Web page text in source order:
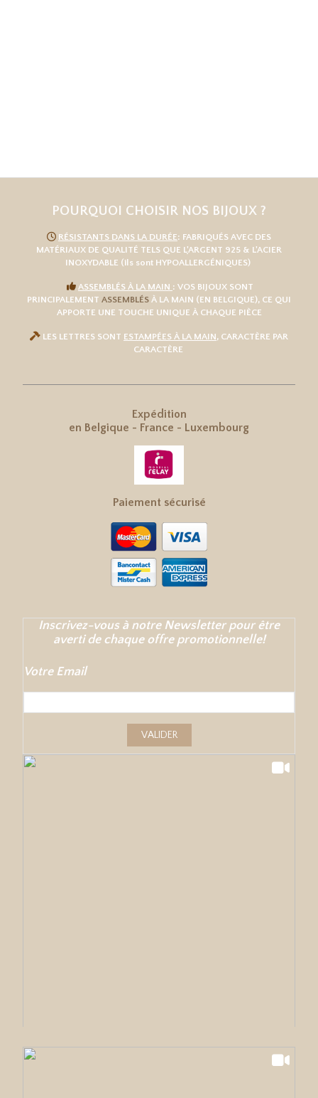
POURQUOI CHOISIR NOS BIJOUX ?
 RÉSISTANTS DANS LA DURÉE: FABRIQUÉS AVEC DES
MATÉRIAUX DE QUALITÉ TELS QUE L'ARGENT 925 & L'ACIER
INOXYDABLE (ils sont HYPOALLERGÉNIQUES)
 ASSEMBLÉS À LA MAIN : VOS BIJOUX SONT
PRINCIPALEMENT ASSEMBLÉS À LA MAIN (EN BELGIQUE), CE QUI
APPORTE UNE TOUCHE UNIQUE À CHAQUE PIÈCE
 LES LETTRES SONT ESTAMPÉES À LA MAIN, CARACTÈRE PAR
CARACTÈRE
Expédition
en Belgique - France - Luxembourg
Paiement sécurisé
Inscrivez-vous à notre Newsletter pour être
averti de chaque offre promotionnelle!
Votre Email
VALIDER